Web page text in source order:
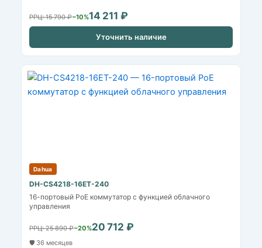
РРЦ: 15 790 ₽−10%14 211 ₽
Уточнить наличие
Dahua
DH-CS4218-16ET-240
16-портовый PoE коммутатор с функцией облачного
управления
РРЦ: 25 890 ₽−20%20 712 ₽
🛡️ 36 месяцев